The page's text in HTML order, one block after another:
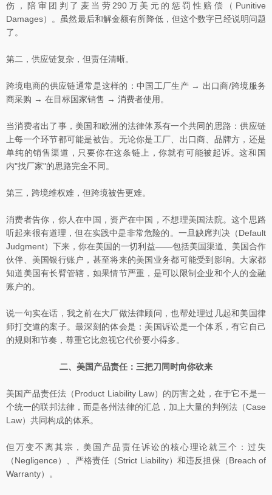
伤，陪审团判了麦当劳290万美元的惩罚性赔偿（Punitive
Damages）。虽然最后和解金额有所降低，但这个数字已经说明问题
了。
第二，供应链复杂，但责任清晰。
跨境电商的供应链通常是这样的：中国工厂生产 → 出口商/跨境服务
商采购 → 在目标国家销售 → 消费者使用。
当消费者出了事，美国和欧洲的法律体系有一个共同的思路：供应链
上每一个环节都可能是被告。无论你是工厂、出口商、品牌方，还是
单纯的销售渠道，只要你在这条链上，你就有可能被起诉。这和国
内"找厂家"的思路完全不同。
第三，跨境维权难，但跨境被告更难。
消费者告你，你人在中国，资产在中国，不想理美国法院。这个思路
听起来很有道理，但在实践中是非常危险的。一旦缺席判决（Default
Judgment）下来，你在美国的一切利益——包括美国渠道、美国合作
伙伴、美国银行账户，甚至将来的美国业务都可能受到影响。大家都
知道美国有长臂管辖，如果情节严重，是可以限制企业和个人的金融
账户的。
说一句实在话，我之前在大厂做法律顾问，也帮处理过几起和美国律
师打交道的案子。最深刻的体会是：美国诉讼是一个体系，有它自己
的规则和节奏，尊重它比忽视它代价要小得多。
二、美国产品责任：三把刀同时向你砍来
美国产品责任法（Product Liability Law）的厉害之处，在于它不是一
个统一的联邦法律，而是各州法律的汇总，加上大量的判例法（Case
Law）共同构成的体系。
但万变不离其宗，美国产品责任诉讼的核心理论就三个：过失
（Negligence）、严格责任（Strict Liability）和违反担保（Breach of
Warranty）。